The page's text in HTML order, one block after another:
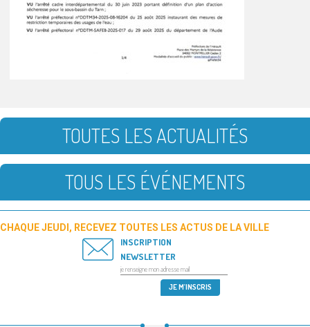
TOUTES LES ACTUALITÉS
TOUS LES ÉVÉNEMENTS
CHAQUE JEUDI, RECEVEZ TOUTES LES ACTUS DE LA VILLE
INSCRIPTION
NEWSLETTER